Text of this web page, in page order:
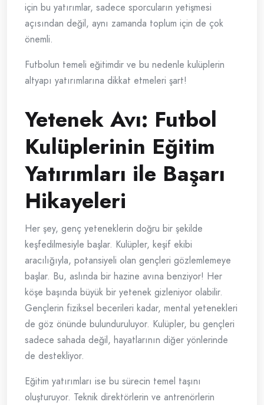
için bu yatırımlar, sadece sporcuların yetişmesi
açısından değil, aynı zamanda toplum için de çok
önemli.
Futbolun temeli eğitimdir ve bu nedenle kulüplerin
altyapı yatırımlarına dikkat etmeleri şart!
Yetenek Avı: Futbol
Kulüplerinin Eğitim
Yatırımları ile Başarı
Hikayeleri
Her şey, genç yeteneklerin doğru bir şekilde
keşfedilmesiyle başlar. Kulüpler, keşif ekibi
aracılığıyla, potansiyeli olan gençleri gözlemlemeye
başlar. Bu, aslında bir hazine avına benziyor! Her
köşe başında büyük bir yetenek gizleniyor olabilir.
Gençlerin fiziksel becerileri kadar, mental yetenekleri
de göz önünde bulunduruluyor. Kulüpler, bu gençleri
sadece sahada değil, hayatlarının diğer yönlerinde
de destekliyor.
Eğitim yatırımları ise bu sürecin temel taşını
oluşturuyor. Teknik direktörlerin ve antrenörlerin